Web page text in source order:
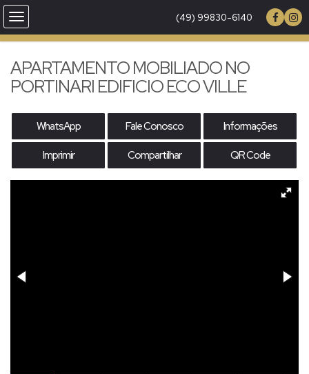
(49) 99830-6140
APARTAMENTO MOBILIADO NO
PORTINARI EDIFICIO ECO VILLE
WhatsApp Fale Conosco Informações
Imprimir Compartilhar QR Code